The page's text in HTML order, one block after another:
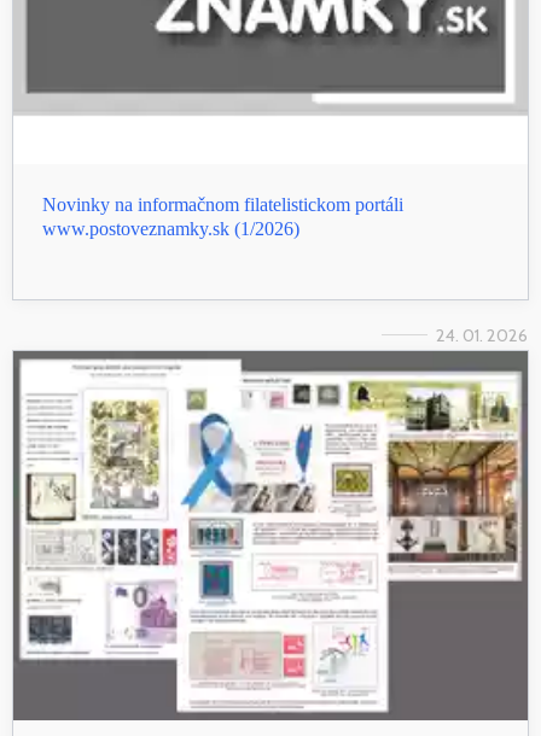
Novinky na informačnom filatelistickom portáli
www.postoveznamky.sk (1/2026)
24. 01. 2026